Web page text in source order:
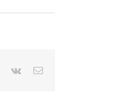
Pinterest
Vk
E-